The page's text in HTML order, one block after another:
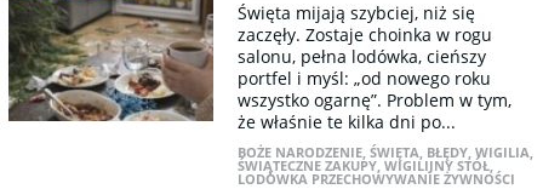
Święta mijają szybciej, niż się
zaczęły. Zostaje choinka w rogu
salonu, pełna lodówka, cieńszy
portfel i myśl: „od nowego roku
wszystko ogarnę”. Problem w tym,
że właśnie te kilka dni po...
BOŻE NARODZENIE,ŚWIĘTA, BŁĘDY,WIGILIA,
ŚWIĄTECZNE ZAKUPY,WIGILIJNY STÓŁ,
LODÓWKA PRZECHOWYWANIE ŻYWNOŚCI